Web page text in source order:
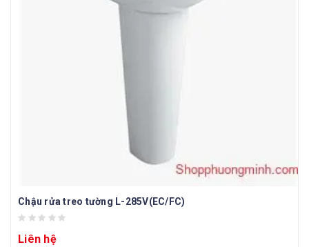
Chậu rửa treo tường L-285V(EC/FC)
Liên hệ